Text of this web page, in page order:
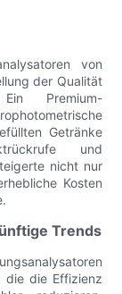
von
der Qualität
Premium-
Getränke
und
nicht nur
Kosten
Trends
die die Effizienz